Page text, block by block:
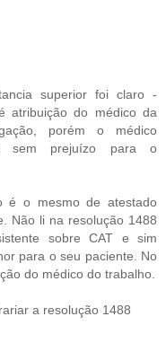
superior foi claro -
atribuição do médico da
porém o médico
sem prejuízo para o
é o mesmo de atestado
Não li na resolução 1488
sobre CAT e sim
para o seu paciente. No
do médico do trabalho.
a resolução 1488